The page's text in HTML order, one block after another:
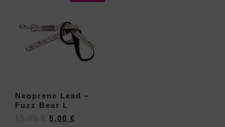
Neoprene Lead –
Fuzz Bear L
5,00 €